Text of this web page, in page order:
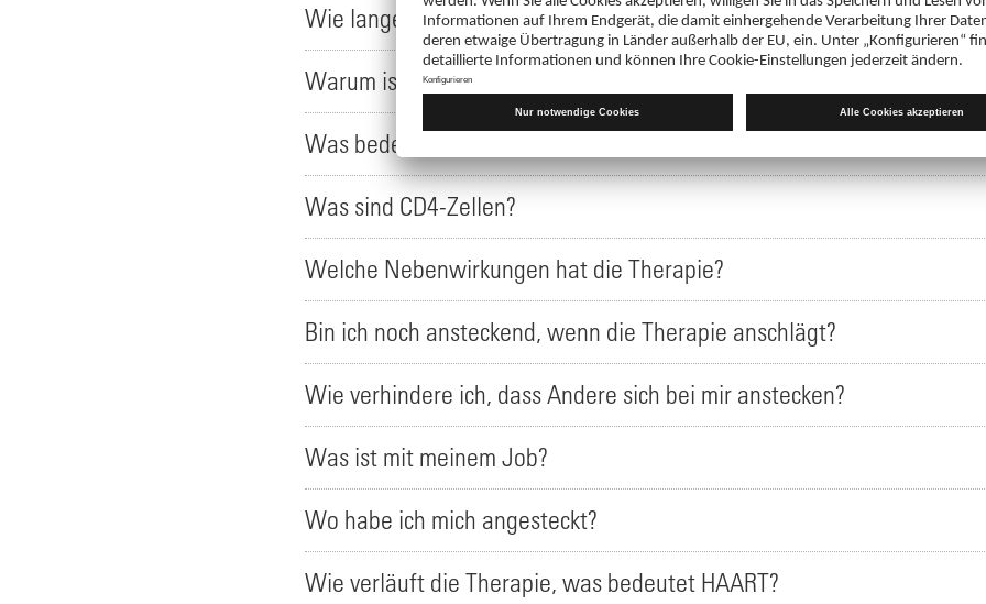
Wie lange muss ich meine Medikamente einnehmen?
Warum ist es so wichtig, meine Medikamente regelmäßig
Was bedeutet Viruslast?
Was sind CD4-Zellen?
Welche Nebenwirkungen hat die Therapie?
Bin ich noch ansteckend, wenn die Therapie anschlägt?
Wie verhindere ich, dass Andere sich bei mir anstecken?
Was ist mit meinem Job?
Wo habe ich mich angesteckt?
Wie verläuft die Therapie, was bedeutet HAART?